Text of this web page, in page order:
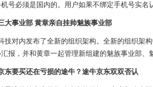
号必须是国内的。用户如果不绑定手机号实名
大事业部 黄章亲自挂帅魅族事业部
技对内发布了全新的组织架构。全新的组织架
报，并和黄章一起管理新组建的魅族事业部、
东要买还在亏损的途牛？途牛京东双双否认